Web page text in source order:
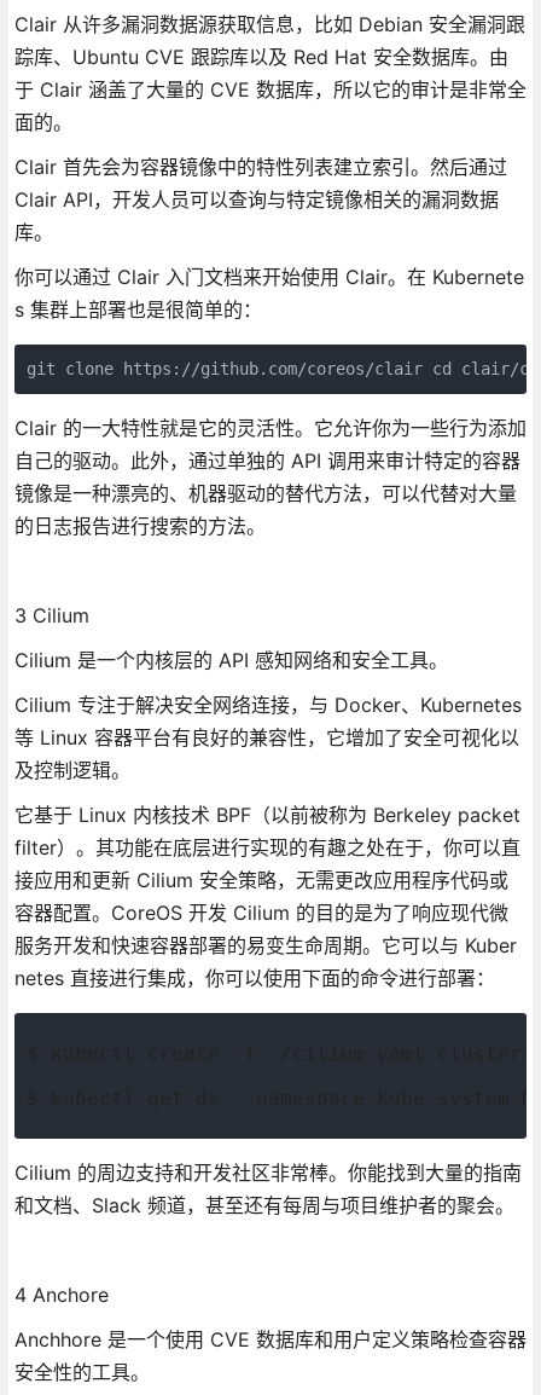
Clair 从许多漏洞数据源获取信息，比如 Debian 安全漏洞跟
踪库、Ubuntu CVE 跟踪库以及 Red Hat 安全数据库。由
于 Clair 涵盖了大量的 CVE 数据库，所以它的审计是非常全
面的。
Clair 首先会为容器镜像中的特性列表建立索引。然后通过
Clair API，开发人员可以查询与特定镜像相关的漏洞数据
库。
你可以通过 Clair 入门文档来开始使用 Clair。在 Kubernete
s 集群上部署也是很简单的：
git clone https://github.com/coreos/clair cd clair/
Clair 的一大特性就是它的灵活性。它允许你为一些行为添加
自己的驱动。此外，通过单独的 API 调用来审计特定的容器
镜像是一种漂亮的、机器驱动的替代方法，可以代替对大量
的日志报告进行搜索的方法。
3 Cilium
Cilium 是一个内核层的 API 感知网络和安全工具。
Cilium 专注于解决安全网络连接，与 Docker、Kubernetes
等 Linux 容器平台有良好的兼容性，它增加了安全可视化以
及控制逻辑。
它基于 Linux 内核技术 BPF（以前被称为 Berkeley packet
filter）。其功能在底层进行实现的有趣之处在于，你可以直
接应用和更新 Cilium 安全策略，无需更改应用程序代码或
容器配置。CoreOS 开发 Cilium 的目的是为了响应现代微
服务开发和快速容器部署的易变生命周期。它可以与 Kuber
netes 直接进行集成，你可以使用下面的命令进行部署：
Cilium 的周边支持和开发社区非常棒。你能找到大量的指南
和文档、Slack 频道，甚至还有每周与项目维护者的聚会。
4 Anchore
Anchhore 是一个使用 CVE 数据库和用户定义策略检查容器
安全性的工具。